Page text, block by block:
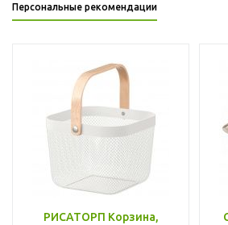
Персональные рекомендации
РИСАТОРП Корзина,